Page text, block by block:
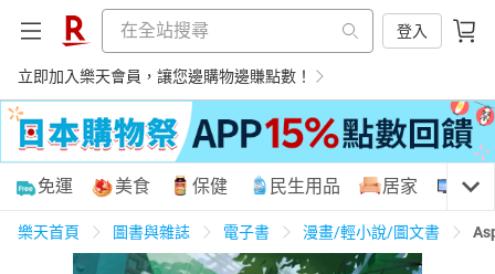
登入
立即加入樂天會員，讓您邊購物邊賺點數！
購物網分類
免運 美食 保健 民生用品 居家 3C
樂天首頁 圖書與雜誌 電子書 漫畫/輕小說/圖文書